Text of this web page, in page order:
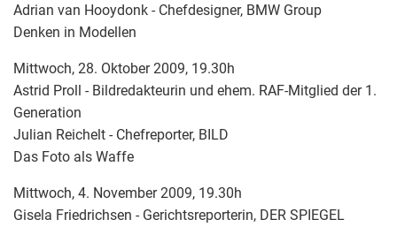
Adrian van Hooydonk - Chefdesigner, BMW Group
Denken in Modellen
Mittwoch, 28. Oktober 2009, 19.30h
Astrid Proll - Bildredakteurin und ehem. RAF-Mitglied der 1.
Generation
Julian Reichelt - Chefreporter, BILD
Das Foto als Waffe
Mittwoch, 4. November 2009, 19.30h
Gisela Friedrichsen - Gerichtsreporterin, DER SPIEGEL